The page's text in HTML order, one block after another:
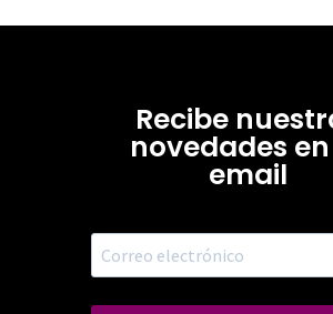
Recibe
novedades
email